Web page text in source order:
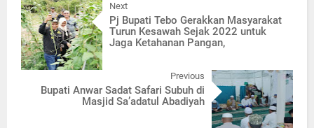
Next
Pj Bupati Tebo Gerakkan Masyarakat
Turun Kesawah Sejak 2022 untuk
Jaga Ketahanan Pangan,
Previous
Bupati Anwar Sadat Safari Subuh di
Masjid Sa’adatul Abadiyah